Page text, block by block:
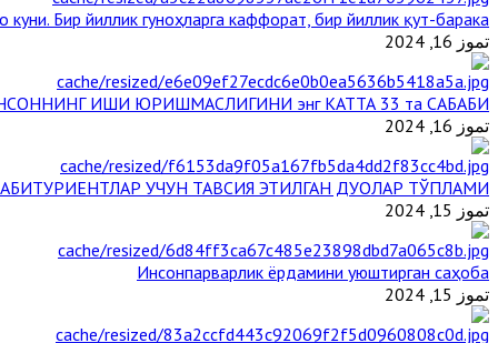
куни. Бир йиллик гуноҳларга каффорат, бир йиллик қут-барака
تموز 16, 2024
ИШИ ЮРИШМАСЛИГИНИ энг КАТТА 33 та САБАБИ
تموز 16, 2024
АБИТУРИЕНТЛАР УЧУН ТАВСИЯ ЭТИЛГАН ДУОЛАР ТЎПЛАМИ
تموز 15, 2024
Инсонпарварлик ёрдамини уюштирган саҳоба
تموز 15, 2024